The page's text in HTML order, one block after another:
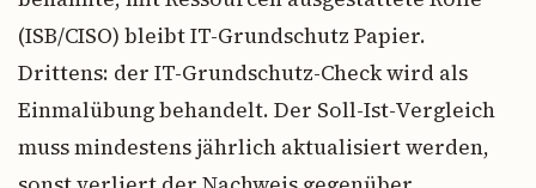
(ISB/CISO) bleibt IT-Grundschutz Papier.
Drittens: der IT-Grundschutz-Check wird als
Einmalübung behandelt. Der Soll-Ist-Vergleich
muss mindestens jährlich aktualisiert werden,